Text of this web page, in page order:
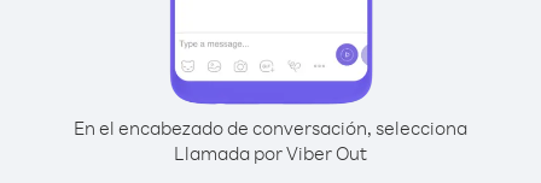
En el encabezado de conversación, selecciona
Llamada por Viber Out